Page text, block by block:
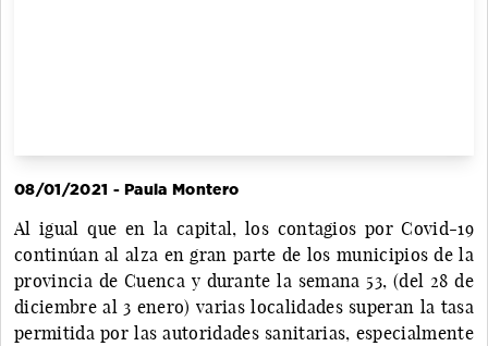
08/01/2021 - Paula Montero
Al igual que en la capital, los contagios por Covid-19
continúan al alza en gran parte de los municipios de la
provincia de Cuenca y durante la semana 53, (del 28 de
diciembre al 3 enero) varias localidades superan la tasa
permitida por las autoridades sanitarias, especialmente